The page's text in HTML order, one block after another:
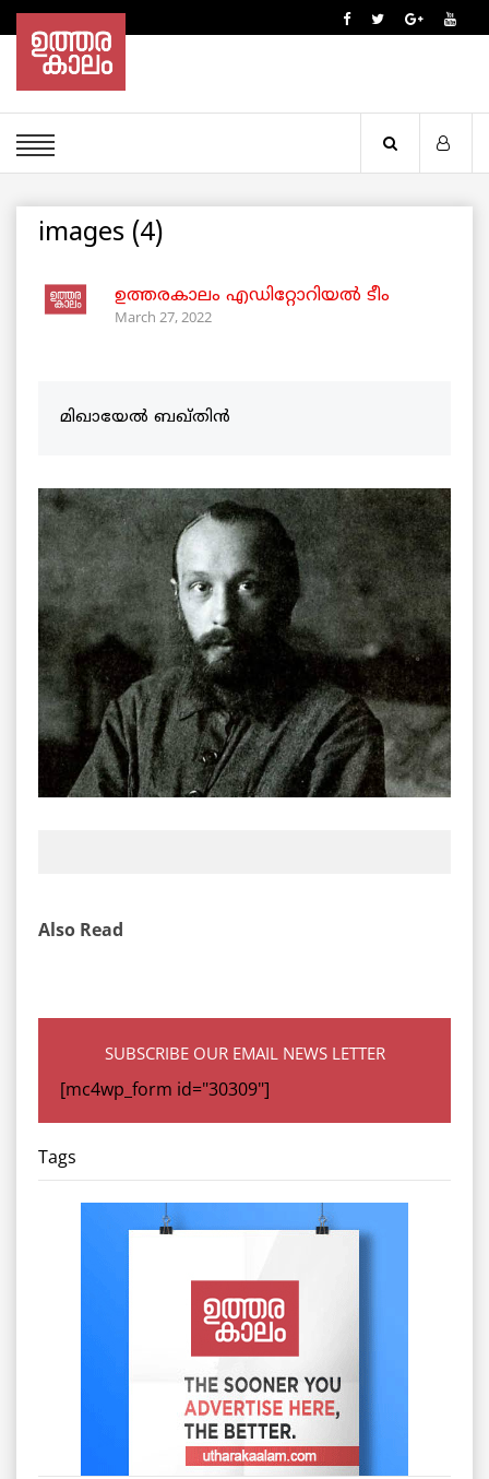
images (4)
ഉത്തരകാലം എഡിറ്റോറിയല്‍ ടീം
March 27, 2022
മിഖായേൽ ബഖ്തിൻ
Also Read
SUBSCRIBE OUR EMAIL NEWS LETTER
[mc4wp_form id="30309"]
Tags